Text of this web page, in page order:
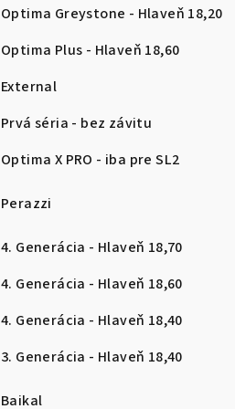
Optima Greystone - Hlaveň 18,20
Optima Plus - Hlaveň 18,60
External
Prvá séria - bez závitu
Optima X PRO - iba pre SL2
Perazzi
4. Generácia - Hlaveň 18,70
4. Generácia - Hlaveň 18,60
4. Generácia - Hlaveň 18,40
3. Generácia - Hlaveň 18,40
Baikal